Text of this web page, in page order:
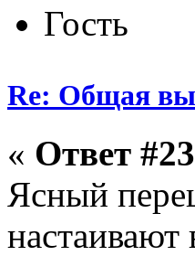
Гость
Re: Общая
« Ответ
Ясный
настаивают